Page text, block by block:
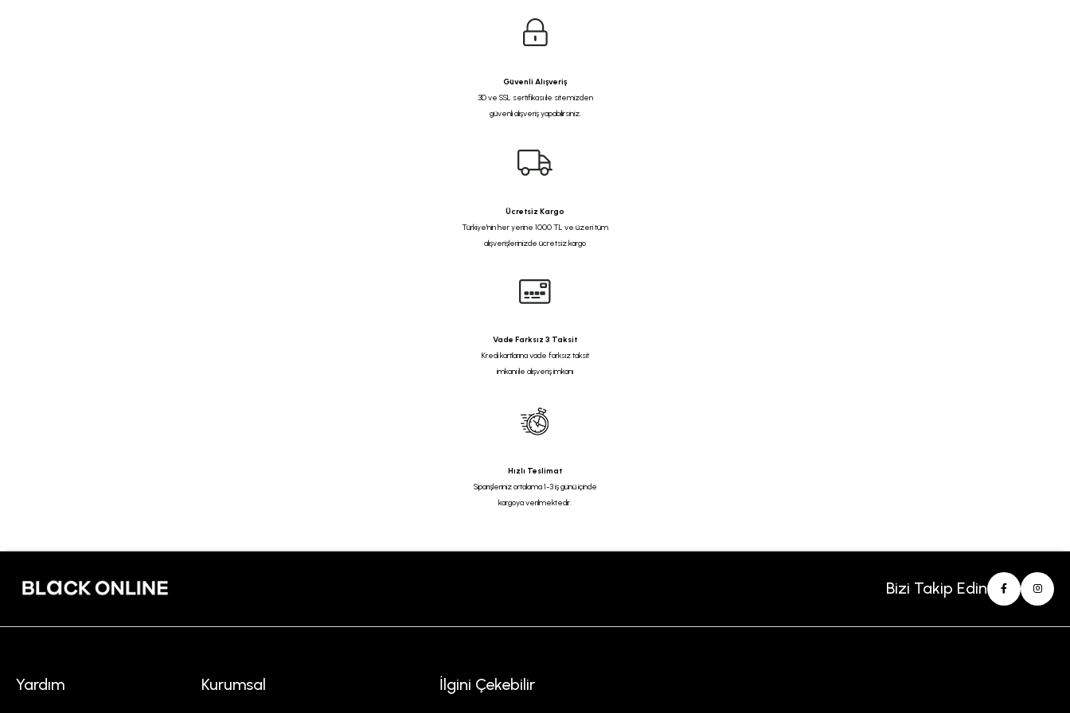
Güvenli Alışveriş
3D ve SSL sertifikası ile sitemizden
güvenli alışveriş yapabilirsiniz.
Ücretsiz Kargo
Türkiye'nin her yerine 1000 TL ve üzeri tüm
alışverişlerinizde ücretsiz kargo
Vade Farksız 3 Taksit
Kredi kartlarına vade farksız taksit
imkanı ile alışveriş imkanı
Hızlı Teslimat
Siparişleriniz ortalama 1-3 iş günü içinde
kargoya verilmektedir.
Bizi Takip Edin
Yardım Kurumsal İlgini Çekebilir